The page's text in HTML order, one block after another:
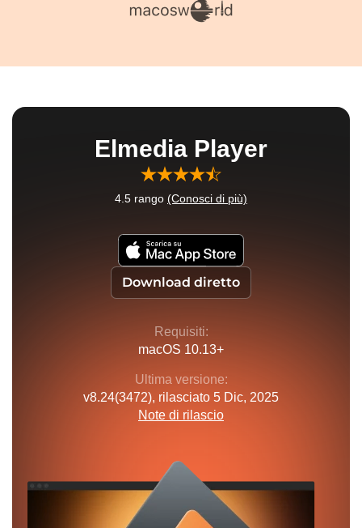
Elmedia Player
4.5 rango (Conosci di più)
Download diretto
Requisiti:
macOS 10.13+
Ultima versione:
v8.24(3472), rilasciato 5 Dic, 2025
Note di rilascio